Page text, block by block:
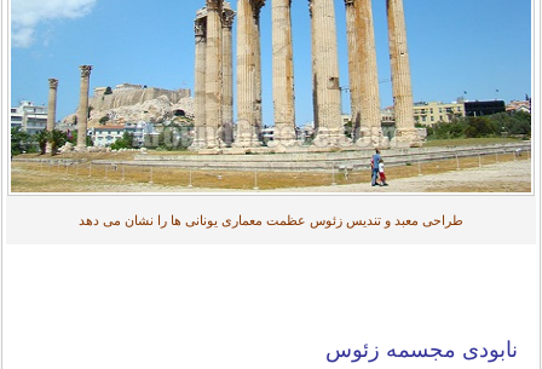
طراحی معبد و تندیس زئوس عظمت معماری یونانی ها را نشان می دهد
نابودی مجسمه زئوس